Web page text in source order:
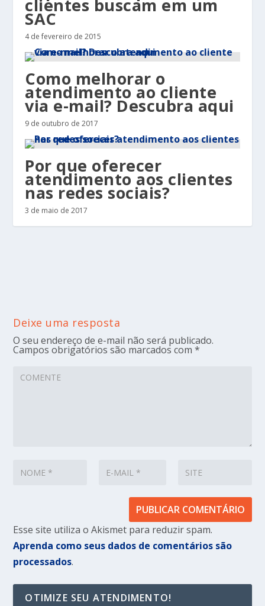
clientes buscam em um
SAC
4 de fevereiro de 2015
Como melhorar o
atendimento ao cliente
via e-mail? Descubra aqui
9 de outubro de 2017
Por que oferecer
atendimento aos clientes
nas redes sociais?
3 de maio de 2017
Deixe uma resposta
O seu endereço de e-mail não será publicado.
Campos obrigatórios são marcados com*
Esse site utiliza o Akismet para reduzir spam.
Aprenda como seus dados de comentários são
processados.
OTIMIZE SEU ATENDIMENTO!